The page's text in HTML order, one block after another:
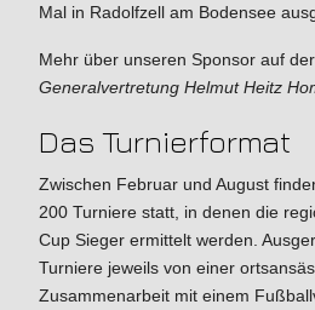
Mal in Radolfzell am Bodensee
Mehr über unseren Sponsor auf der
Generalvertretung Helmut Heitz
Das Turnierformat
Zwischen Februar und August
200 Turniere statt, in denen die
Cup Sieger ermittelt werden.
Turniere jeweils von einer
Zusammenarbeit mit einem